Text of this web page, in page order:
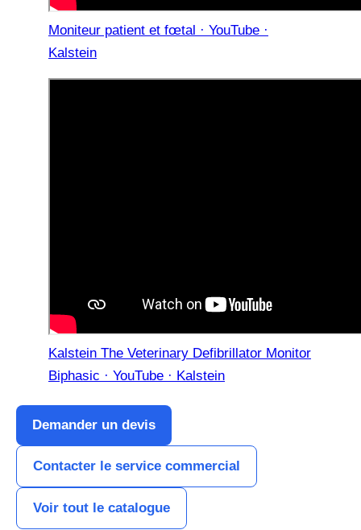
Moniteur patient et fœtal · YouTube ·
Kalstein
Kalstein The Veterinary Defibrillator Monitor
Biphasic · YouTube · Kalstein
Demander un devis
Contacter le service commercial
Voir tout le catalogue